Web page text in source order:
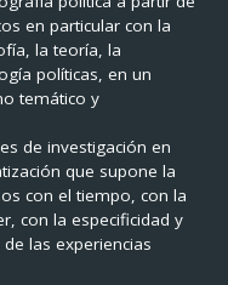
en particular con la
la teoría, la
políticas, en un
temático y
de investigación en
que supone la
con el tiempo, con la
con la especificidad y
las experiencias